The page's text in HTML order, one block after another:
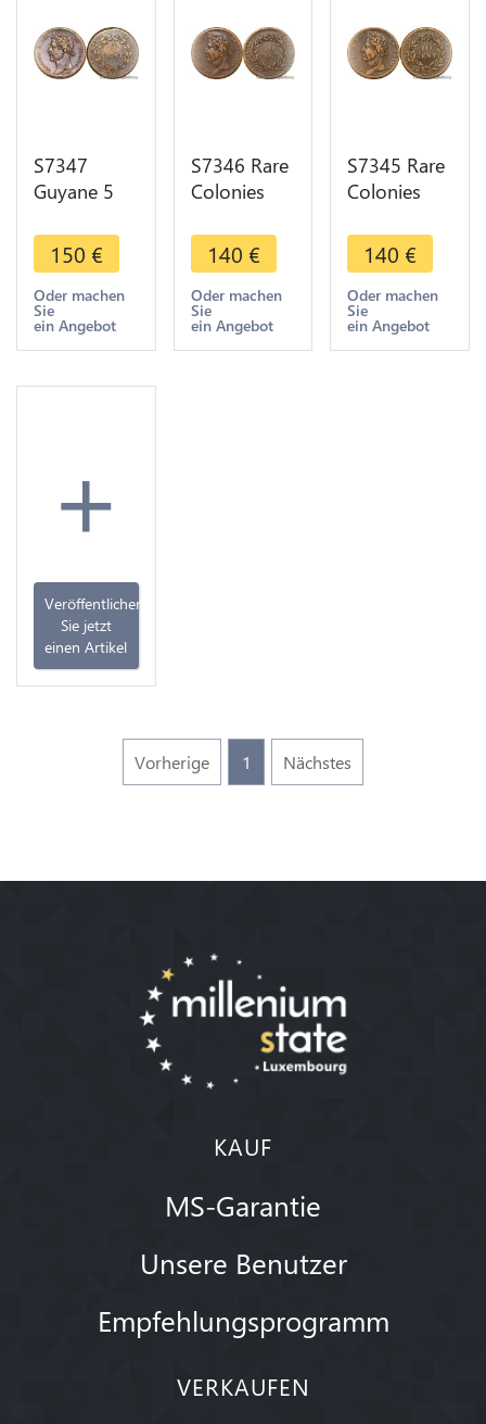
S7347
Guyane 5
Charles X
pour les
colonies
1828 Paris
XF +++
150 €
Oder machen
Sie
ein Angebot
S7346 Rare
Colonies
Centimes
Guyane et
le Sénégal
Charles X
1825 AU
140 €
Oder machen
Sie
ein Angebot
S7345 Rare
Colonies
Centimes
pour la
Guyane et
le Sénégal
Charles X
140 €
Oder machen
Sie
ein Angebot
+
Veröffentlichen
Sie jetzt
einen Artikel
Vorherige 1 Nächstes
KAUF
MS-Garantie
Unsere Benutzer
Empfehlungsprogramm
VERKAUFEN